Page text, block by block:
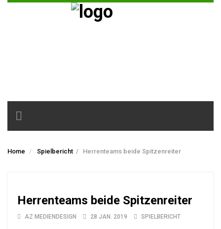
Toggle
navigation
Home Spielbericht / Herrenteams beide Spitzenreiter
Herrenteams beide Spitzenreiter
AZ MEDIENDESIGN 28 JAN. 2019 SPIELBERICHT